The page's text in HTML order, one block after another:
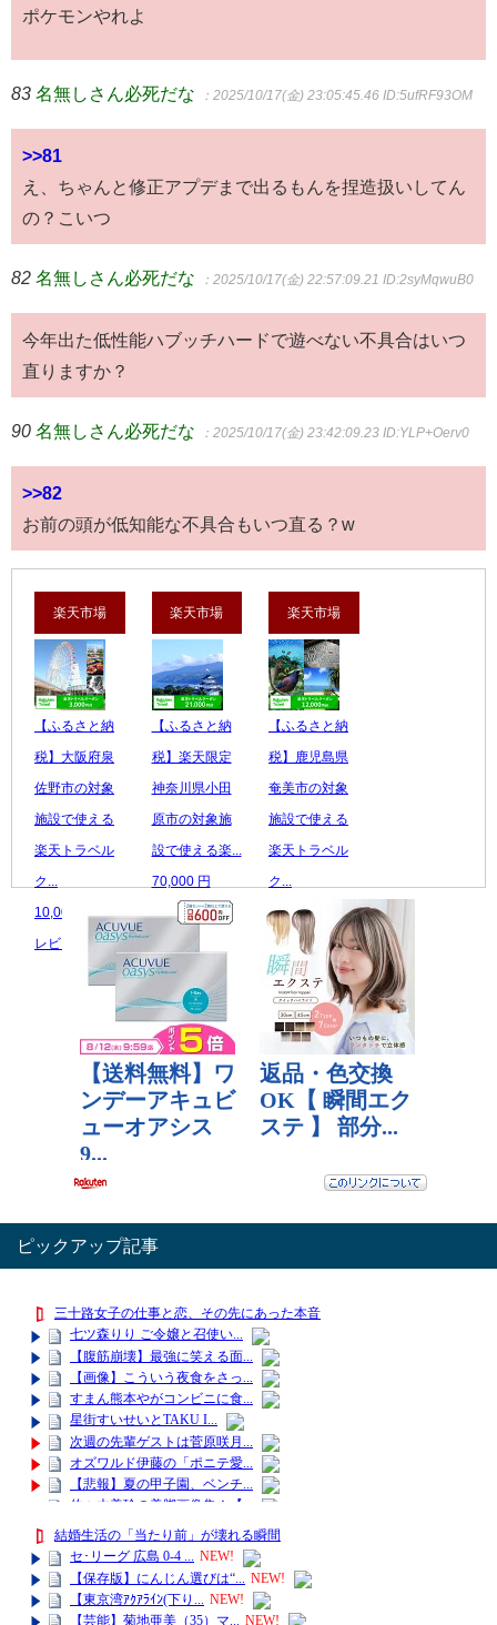
ポケモンやれよ
83 名無しさん必死だな ：2025/10/17(金) 23:05:45.46 ID:5ufRF93OM
>>81
え、ちゃんと修正アプデまで出るもんを捏造扱いしてん
の？こいつ
82 名無しさん必死だな ：2025/10/17(金) 22:57:09.21 ID:2syMqwuB0
今年出た低性能ハブッチハードで遊べない不具合はいつ
直りますか？
90 名無しさん必死だな ：2025/10/17(金) 23:42:09.23 ID:YLP+Oerv0
>>82
お前の頭が低知能な不具合もいつ直る？w
楽天市場
【ふるさと納
税】大阪府泉
佐野市の対象
施設で使える
楽天トラベル
ク...
10,000 円
レビュー数：5
楽天市場
【ふるさと納
税】楽天限定
神奈川県小田
原市の対象施
設で使える楽...
70,000 円
レビュー数：0
楽天市場
【ふるさと納
税】鹿児島県
奄美市の対象
施設で使える
楽天トラベル
ク...
40,000 円
レビュー数：0
ピックアップ記事